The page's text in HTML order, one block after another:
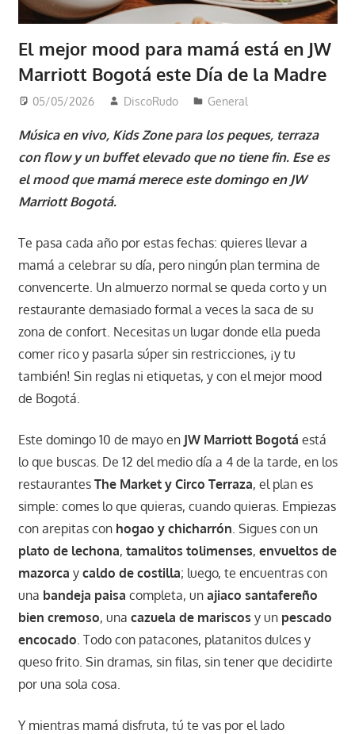
El mejor mood para mamá está en JW
Marriott Bogotá este Día de la Madre
05/05/2026 DiscoRudo General
Música en vivo, Kids Zone para los peques, terraza
con flow y un buffet elevado que no tiene fin. Ese es
el mood que mamá merece este domingo en JW
Marriott Bogotá.
Te pasa cada año por estas fechas: quieres llevar a
mamá a celebrar su día, pero ningún plan termina de
convencerte. Un almuerzo normal se queda corto y un
restaurante demasiado formal a veces la saca de su
zona de confort. Necesitas un lugar donde ella pueda
comer rico y pasarla súper sin restricciones, ¡y tu
también! Sin reglas ni etiquetas, y con el mejor mood
de Bogotá.
Este domingo 10 de mayo en JW Marriott Bogotá está
lo que buscas. De 12 del medio día a 4 de la tarde, en los
restaurantes The Market y Circo Terraza, el plan es
simple: comes lo que quieras, cuando quieras. Empiezas
con arepitas con hogao y chicharrón . Sigues con un
plato de lechona, tamalitos tolimenses, envueltos de
mazorca y caldo de costilla; luego, te encuentras con
una bandeja paisa completa, un ajiaco santafereño
bien cremoso, una cazuela de mariscos y un pescado
encocado . Todo con patacones, platanitos dulces y
queso frito. Sin dramas, sin filas, sin tener que decidirte
por una sola cosa.
Y mientras mamá disfruta, tú te vas por el lado